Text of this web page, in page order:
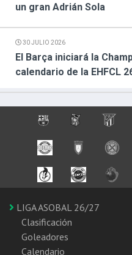
un gran Adrián Sola
30 JULIO 2026
El Barça iniciará la
calendario de la EHFCL
LIGA ASOBAL 26/27
Clasificación
Goleadores
Calendario